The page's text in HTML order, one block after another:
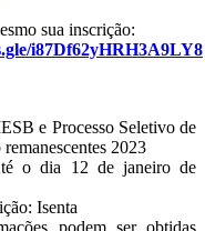
sua inscrição:
i87Df62yHRH3A9LY8
e Processo Seletivo de
remanescentes 2023
o dia 12 de janeiro de
Isenta
podem ser obtidas